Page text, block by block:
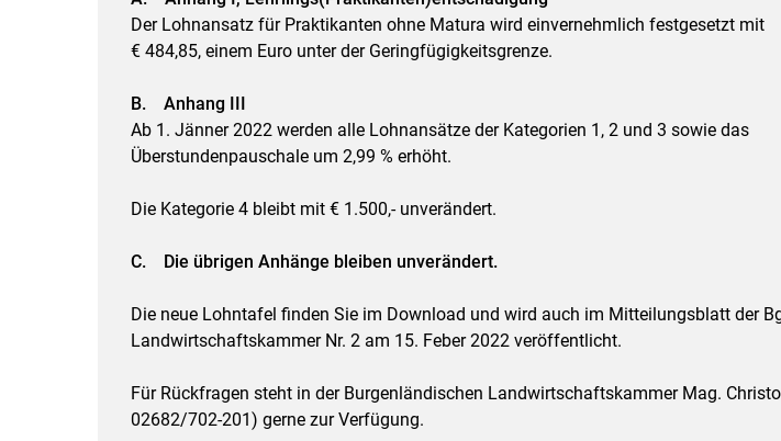
Skip to main
Der Lohnansatz für Praktikanten ohne Matura wird einvernehmlich festgesetzt mit
€ 484,85, einem Euro unter der Geringfügigkeitsgrenze.
B. Anhang III
Ab 1. Jänner 2022 werden alle Lohnansätze der Kategorien 1, 2 und 3 sowie das
Überstundenpauschale um 2,99 % erhöht.
Die Kategorie 4 bleibt mit € 1.500,- unverändert.
C. Die übrigen Anhänge bleiben unverändert.
Die neue Lohntafel finden Sie im Download und wird auch im Mitteilungsblatt der
Landwirtschaftskammer Nr. 2 am 15. Feber 2022 veröffentlicht.
Für Rückfragen steht in der Burgenländischen Landwirtschaftskammer Mag.
02682/702-201) gerne zur Verfügung.